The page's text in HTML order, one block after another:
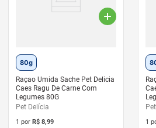
80g
Raçao Umida Sache Pet Delicia
Caes Ragu De Carne Com
Legumes 80G
Pet Delícia
1 por R$ 8,99
1